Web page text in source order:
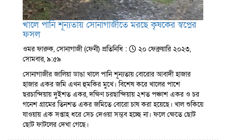
খালে পানি শূন্যতায় সোনাগাজীতে মরছে কৃষকের স্বপ্নের
ফসল
ওমর ফারুক, সোনাগাজী (ফেনী) প্রতিনিধি :
২০ ফেব্রুয়ারি ২০২৩,
সোমবার, ৯:৫৯
সোনাগাজীর জালিয়া ডাঙা খালে পানি শূন্যতায় বোরোর আবাদী হাজার
হাজার একর জমি এখন হুমকির মুখে। বিশেষ করে খালের পাশে
ছরচান্দিয়ায় দুইশত একর, দক্ষিণ চরছান্দিয়ায় ২শত পঞ্চাশ একর ও চর
গনেশ গ্রামের তিনশত একর জমিতে বোরো চাষ করা হয়েছে। খাল শুকিয়ে
যাওয়ায় এক সপ্তাহ ধরে সেচ দেওয়া সম্ভব হচ্ছে না। ফলে ক্ষেতে ছোট
ছোট ফাটলের দেখা গেছে।